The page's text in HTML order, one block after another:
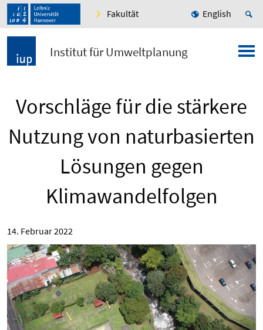
Fakultät English
Institut für Umweltplanung
Vorschläge für die stärkere
Nutzung von naturbasierten
Lösungen gegen
Klimawandelfolgen
14. Februar 2022